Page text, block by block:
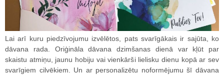
Lai arī kuru piedzīvojumu izvēlētos, pats svarīgākais ir sajūta, ko
dāvana rada. Oriģināla dāvana dzimšanas dienā var kļūt par
skaistu atmiņu, jaunu hobiju vai vienkārši lielisku dienu kopā ar sev
svarīgiem cilvēkiem. Un ar personalizētu noformējumu šī dāvana